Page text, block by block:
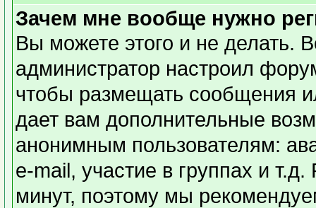
Зачем мне вообще нужно
Вы можете этого и не делать.
администратор настроил
чтобы размещать сообщения
дает вам дополнительные
анонимным пользователям:
e-mail, участие в группах и
минут, поэтому мы